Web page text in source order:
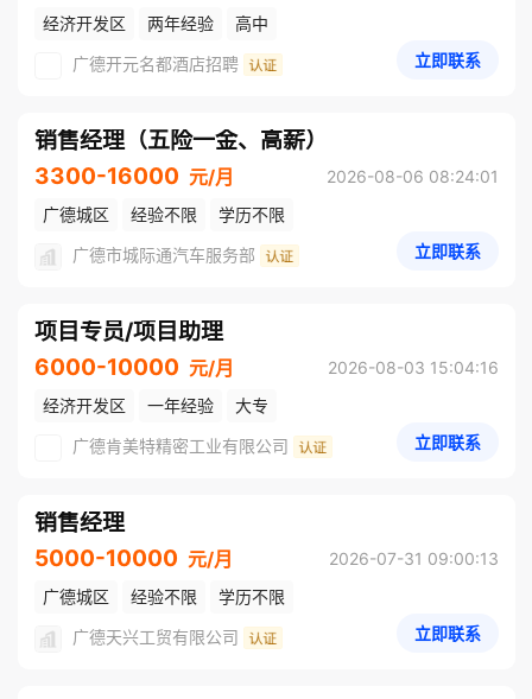
经济开发区
两年经验
高中
广德开元名都酒店招聘
立即联系
销售经理（五险一金、高薪）
3300-16000 元/月
2026-08-06 08:24:01
广德城区
经验不限
学历不限
广德市城际通汽车服务部
立即联系
项目专员/项目助理
6000-10000 元/月
2026-08-03 15:04:16
经济开发区
一年经验
大专
广德肯美特精密工业有限公司
立即联系
销售经理
5000-10000 元/月
2026-07-31 09:00:13
广德城区
经验不限
学历不限
广德天兴工贸有限公司
立即联系